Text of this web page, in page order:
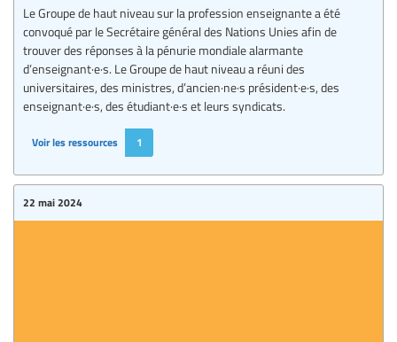
Le Groupe de haut niveau sur la profession enseignante a été
convoqué par le Secrétaire général des Nations Unies afin de
trouver des réponses à la pénurie mondiale alarmante
d’enseignant·e·s. Le Groupe de haut niveau a réuni des
universitaires, des ministres, d’ancien·ne·s président·e·s, des
enseignant·e·s, des étudiant·e·s et leurs syndicats.
Voir les ressources 1
22 mai 2024